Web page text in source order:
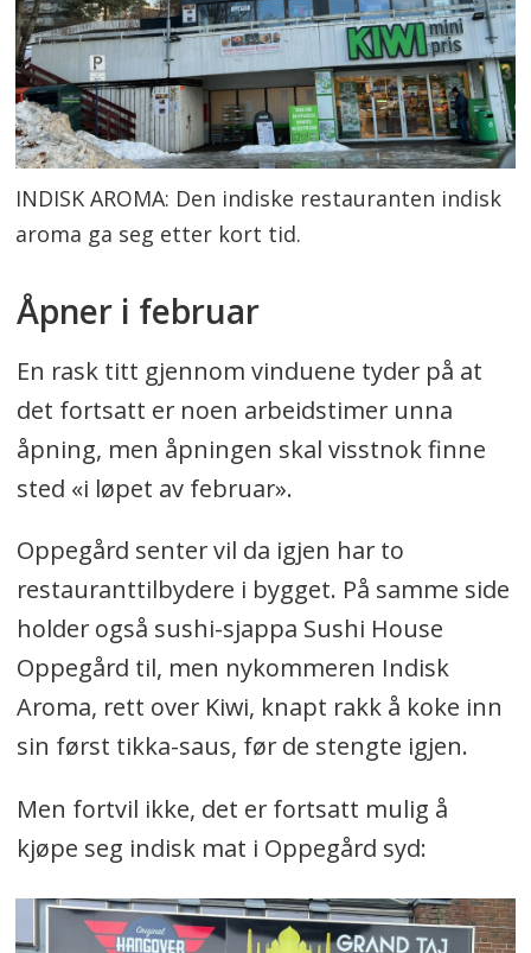
INDISK AROMA: Den indiske restauranten indisk
aroma ga seg etter kort tid.
Åpner i februar
En rask titt gjennom vinduene tyder på at
det fortsatt er noen arbeidstimer unna
åpning, men åpningen skal visstnok finne
sted «i løpet av februar».
Oppegård senter vil da igjen har to
restauranttilbydere i bygget. På samme side
holder også sushi-sjappa Sushi House
Oppegård til, men nykommeren Indisk
Aroma, rett over Kiwi, knapt rakk å koke inn
sin først tikka-saus, før de stengte igjen.
Men fortvil ikke, det er fortsatt mulig å
kjøpe seg indisk mat i Oppegård syd: